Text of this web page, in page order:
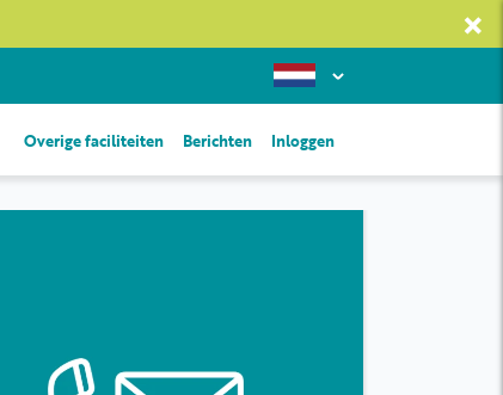
×
Overige faciliteiten Berichten Inloggen